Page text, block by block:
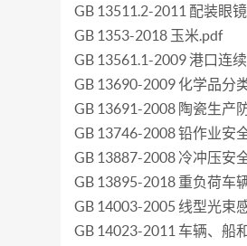
GB 13511.2-2011 配装眼
GB 1353-2018 玉米.pdf
GB 13561.1-2009 港口连
GB 13690-2009 化学品分
GB 13691-2008 陶瓷生产
GB 13746-2008 铅作业安
GB 13887-2008 冷冲压安
GB 13895-2018 重负荷车
GB 14003-2005 线型光束
GB 14023-2011 车辆、船